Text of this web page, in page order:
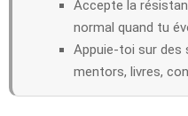
Accepte la
normal quand tu
Appuie-toi sur des
mentors, livres,